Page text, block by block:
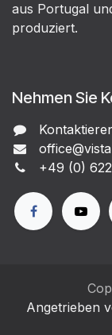
aus Portugal
produziert.
Nehmen Sie
+49 (0)
Angetrieben